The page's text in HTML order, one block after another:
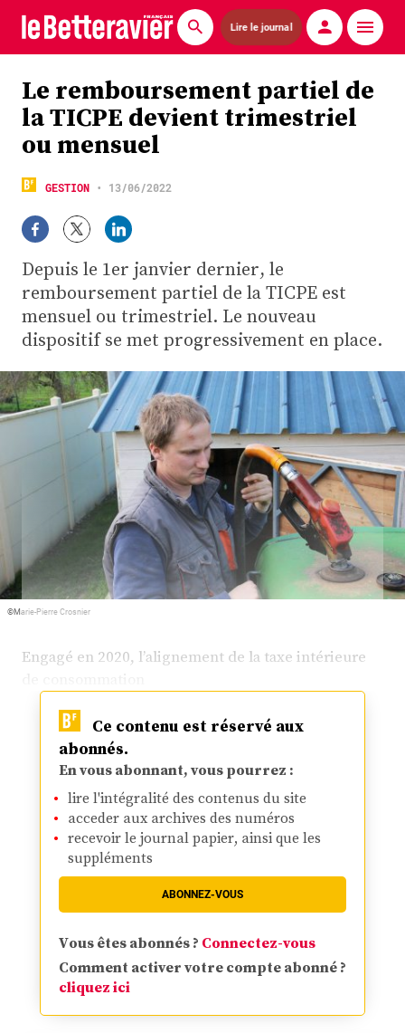
Lire le journal
Actualités
Économie
La technique ITB
Pommes de terre
Guides pratiques
Chasse
Plus
Le remboursement partiel de
la TICPE devient trimestriel
ou mensuel
GESTION • 13/06/2022
Depuis le 1er janvier dernier, le
remboursement partiel de la TICPE est
mensuel ou trimestriel. Le nouveau
dispositif se met progressivement en place.
©Marie-Pierre Crosnier
Engagé en 2020, l’alignement de la taxe intérieure
Ce contenu est réservé aux
abonnés.
En vous abonnant, vous pourrez :
lire l'intégralité des contenus du site
acceder aux archives des numéros
recevoir le journal papier, ainsi que les
suppléments
ABONNEZ-VOUS
Vous êtes abonnés ? Connectez-vous
Comment activer votre compte abonné ?
cliquez ici